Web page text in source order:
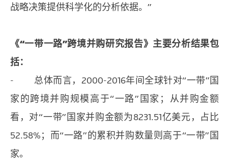
战略决策提供科学化的分析依据。”
《“一带一路”跨境并购研究报告》主要分析结果包
括：
- 总体而言，2000-2016年间全球针对“一带”国
家的跨境并购规模高于“一路”国家；从并购金额
看，对“一带”国家并购金额为8231.51亿美元，占比
52.58%；而“一路”的累积并购数量则高于“一带”国
家。